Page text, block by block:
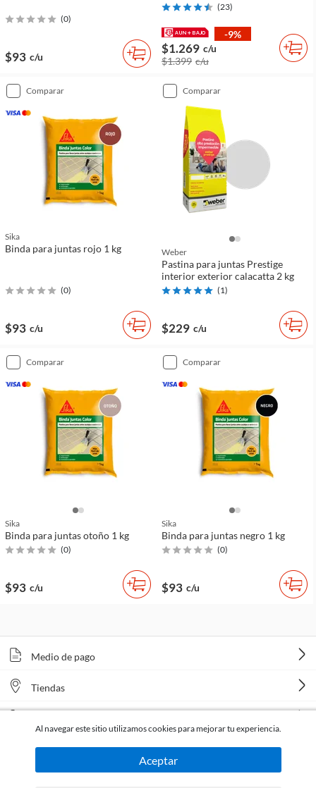
(0)
$93 c/u
(23)
-9%
$1.269 c/u
$1.399 c/u
comparar
Sika
Binda para juntas rojo 1 kg
(0)
$93 c/u
comparar
Weber
Pastina para juntas Prestige
interior exterior calacatta 2 kg
(1)
$229 c/u
comparar
Sika
Binda para juntas otoño 1 kg
(0)
$93 c/u
comparar
Sika
Binda para juntas negro 1 kg
(0)
$93 c/u
Medio de pago
Tiendas
Al navegar este sitio utilizamos cookies para mejorar tu experiencia.
Aceptar